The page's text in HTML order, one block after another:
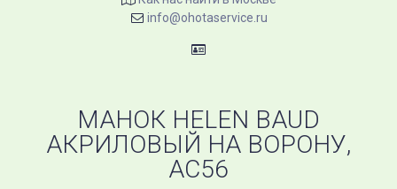
info@ohotaservice.ru
МАНОК HELEN BAUD
АКРИЛОВЫЙ НА ВОРОНУ,
AC56